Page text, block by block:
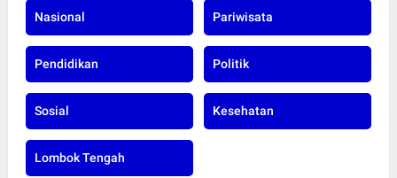
Nasional Pariwisata
Pendidikan Politik
Sosial Kesehatan
Lombok Tengah